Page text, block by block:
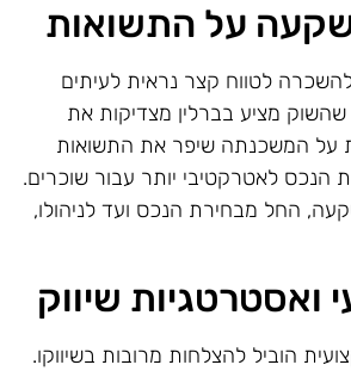
על התשואות
לטווח קצר נראית לעיתים
מציע בברלין מצדיקות את
על המשכנתה שיפר את התשואות
הנכס לאטרקטיבי יותר עבור שוכרים.
החל מבחירת הנכס ועד לניהולו,
ואסטרטגיות שיווק
הוביל להצלחות מרובות בשיווקו.